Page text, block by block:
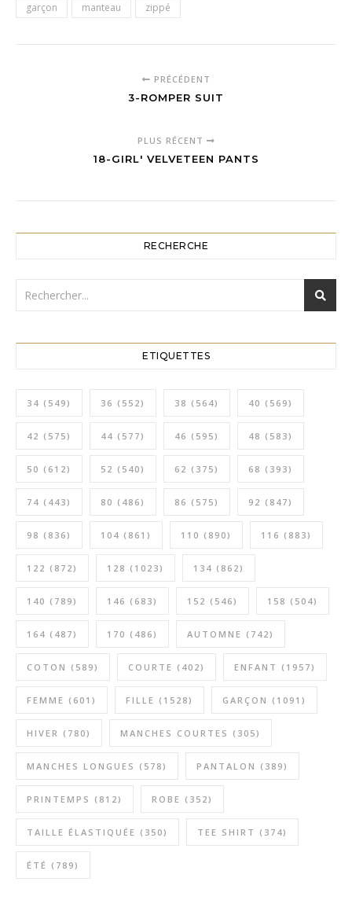
garçon
manteau zippé
PRÉCÉDENT
3-ROMPER SUIT
PLUS RÉCENT
18-GIRL' VELVETEEN PANTS
RECHERCHE
ETIQUETTES
34 (549) 36 (552) 38 (564) 40 (569)
42 (575) 44 (577) 46 (595) 48 (583)
50 (612) 52 (540) 62 (375) 68 (393)
74 (443) 80 (486) 86 (575) 92 (847)
98 (836) 104 (861) 110 (890) 116 (883)
122 (872) 128 (1023) 134 (862)
140 (789) 146 (683) 152 (546) 158 (504)
164 (487) 170 (486) AUTOMNE (742)
COTON (589) COURTE (402) ENFANT (1957)
FEMME (601) FILLE (1528) GARÇON (1091)
HIVER (780) MANCHES COURTES (305)
MANCHES LONGUES (578) PANTALON (389)
PRINTEMPS (812) ROBE (352)
TAILLE ÉLASTIQUÉE (350) TEE SHIRT (374)
ÉTÉ (789)